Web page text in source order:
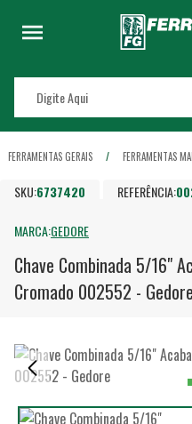
FERRAMENTAS GERAIS FERRAMENTAS
SKU:6737420 REFERÊNCIA:
MARCA:GEDORE
Chave Combinada 5/16"
Cromado 002552 - Gedore